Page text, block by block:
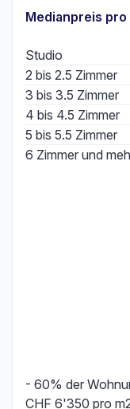
Medianpreis pro
Studio
2 bis 2.5 Zimmer
3 bis 3.5 Zimmer
4 bis 4.5 Zimmer
5 bis 5.5 Zimmer
6 Zimmer und
- 60% der
CHF 6'350 pro